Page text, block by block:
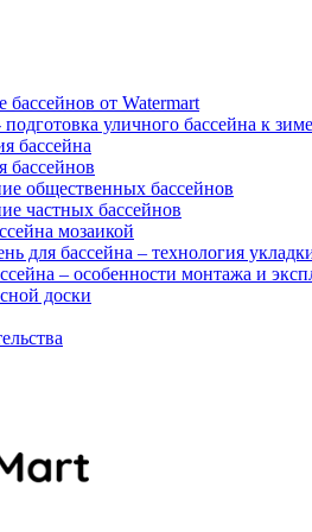
от Watermart
уличного бассейна к зиме
бассейна
бассейнов
общественных бассейнов
частных бассейнов
мозаикой
для бассейна – технология
– особенности монтажа и
доски